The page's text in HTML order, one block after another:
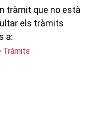
tràmit que no està
els tràmits
a:
Tràmits